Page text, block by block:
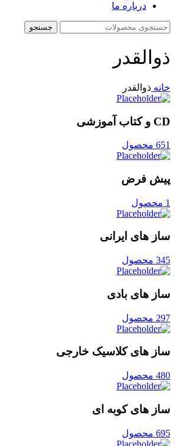
درباره ما
جستجو
ذوالقدر
خانه ذوالقدر
CD و کتاب آموزشی
651 محصول
پیش فرض
1 محصول
ساز های ایرانی
345 محصول
ساز های بادی
297 محصول
ساز های کلاسیک خارجی
480 محصول
ساز های کوبه ای
695 محصول